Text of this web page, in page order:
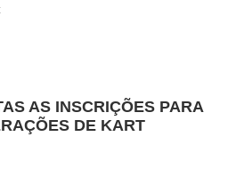
AS INSCRIÇÕES PARA
DE KART